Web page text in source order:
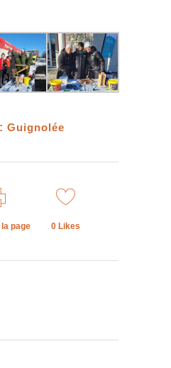
Guignolée
page 0Likes